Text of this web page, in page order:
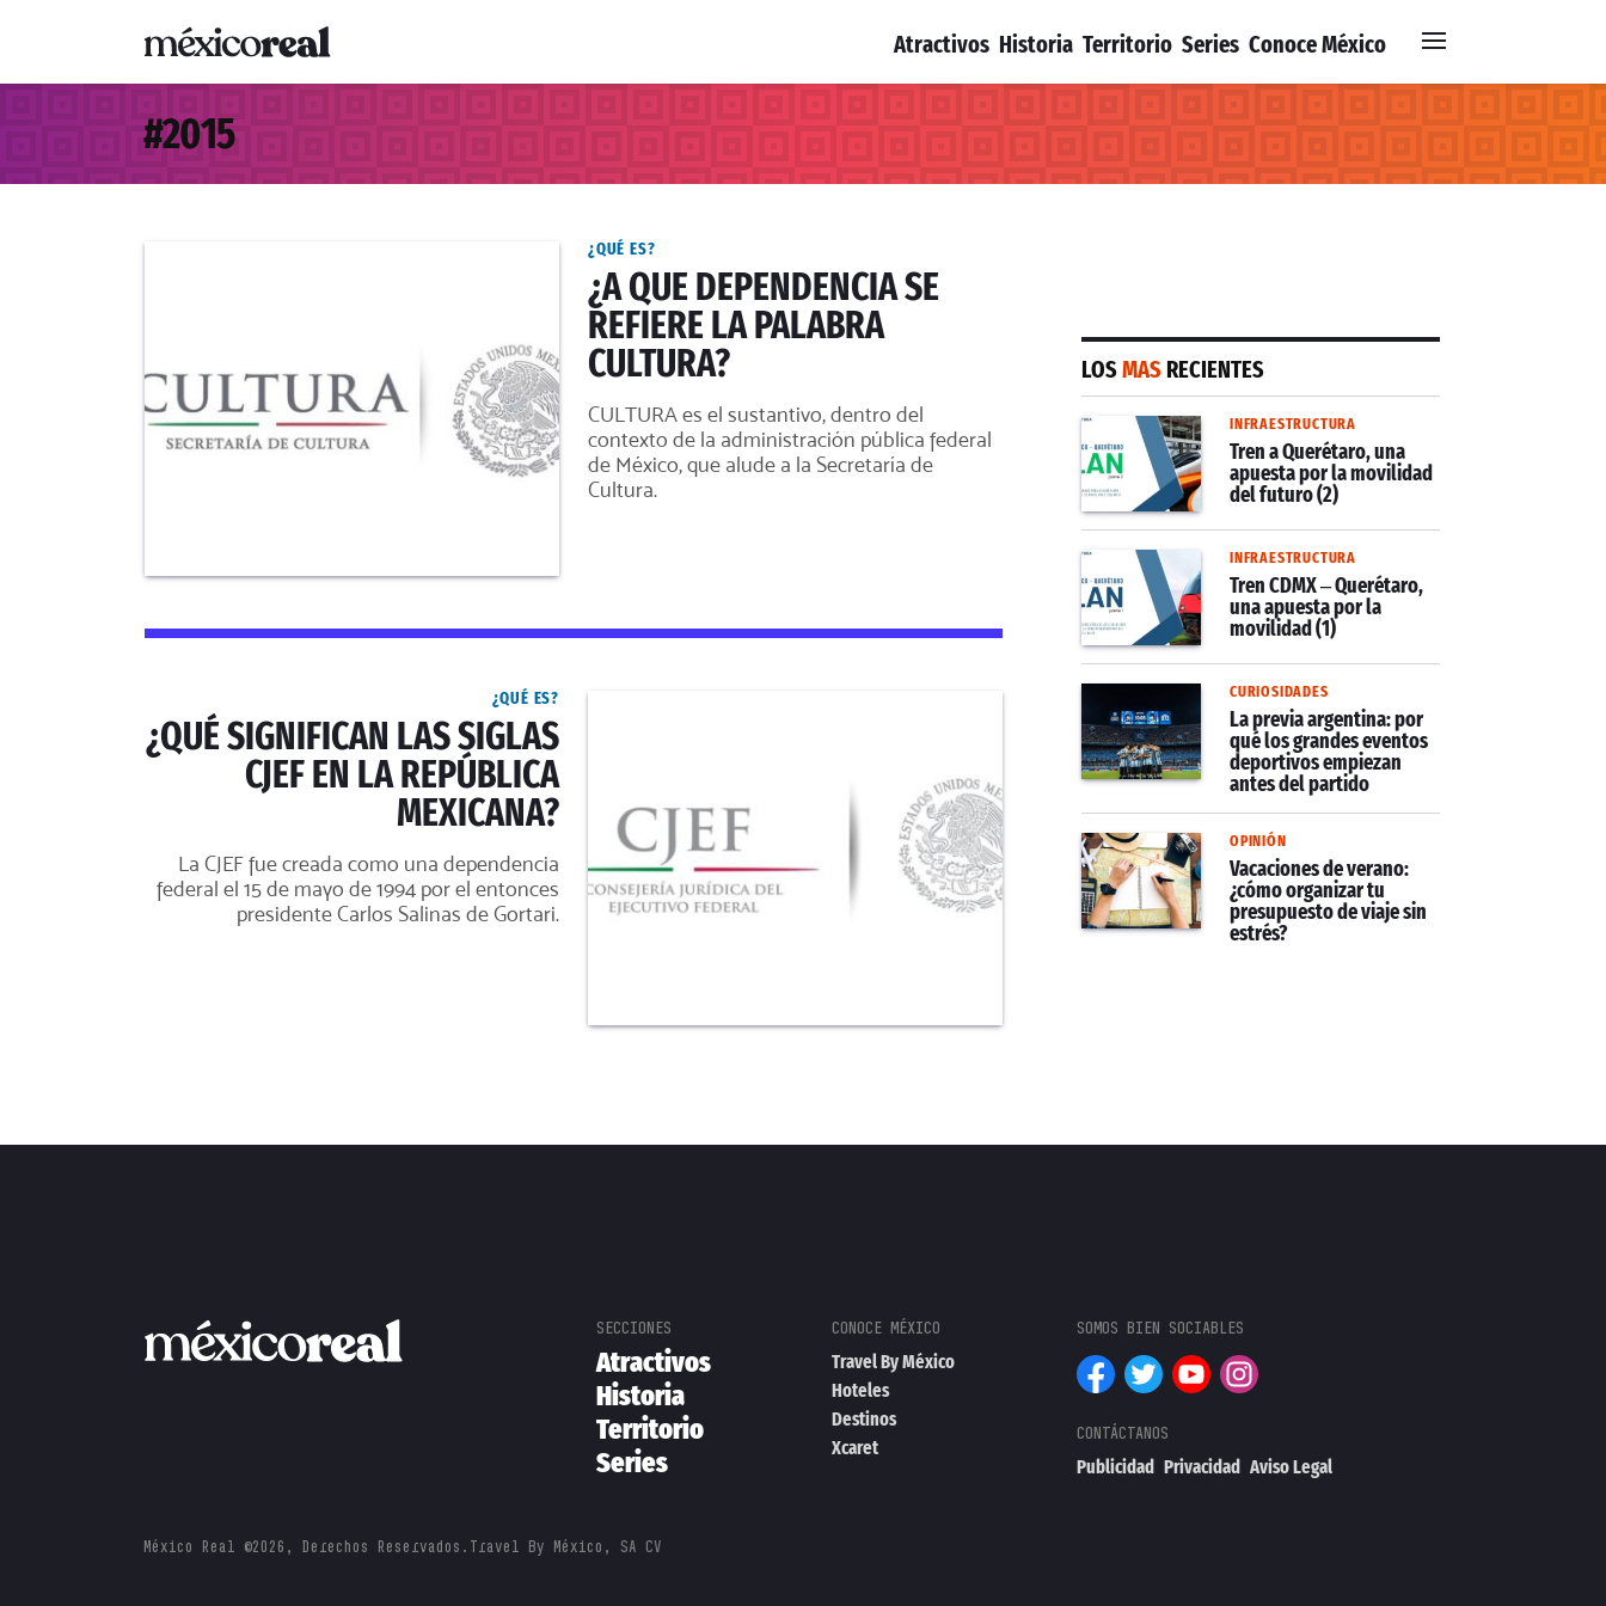
Atractivos Historia Territorio Series Conoce México
#2015
¿QUÉ ES?
¿A QUE DEPENDENCIA SE
REFIERE LA PALABRA
CULTURA?
CULTURA es el sustantivo, dentro del
contexto de la administración pública federal
de México, que alude a la Secretaría de
Cultura.
¿QUÉ ES?
¿QUÉ SIGNIFICAN LAS SIGLAS
CJEF EN LA REPÚBLICA
MEXICANA?
La CJEF fue creada como una dependencia
federal el 15 de mayo de 1994 por el entonces
presidente Carlos Salinas de Gortari.
LOSMAS RECIENTES
INFRAESTRUCTURA
Tren a Querétaro, una
apuesta por la movilidad
del futuro (2)
INFRAESTRUCTURA
Tren CDMX – Querétaro,
una apuesta por la
movilidad (1)
CURIOSIDADES
La previa argentina: por
qué los grandes eventos
deportivos empiezan
antes del partido
OPINIÓN
Vacaciones de verano:
¿cómo organizar tu
presupuesto de viaje sin
estrés?
Atractivos
Historia
Territorio
Series
Travel By México
Hoteles
Destinos
Xcaret
Publicidad Privacidad Aviso Legal
México Real ©2026, Derechos Reservados. Travel By México, SA CV